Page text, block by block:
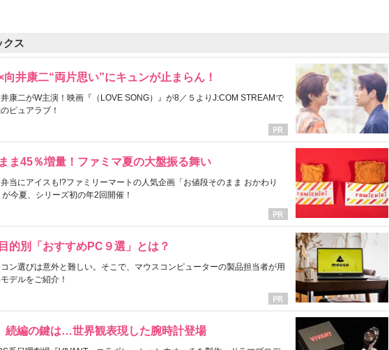
ス
井康二“両片思い”にキュンが止まらん！
康二がW主演！映画『（LOVE SONG）』が8／５よりJ:COM STREAMで
ピュアラブ！
ま45％増量！ファミマ夏の大盤振る舞い
当にアイスも!?ファミリーマートの人気企画「お値段そのまま おかわり
今夏、シリーズ初の年2回開催！
的別「おすすめPC９選」とは？
ン選びは意外と難しい。そこで、マウスコンピューターの製品担当者が用
デルをご紹介！
続編の鍵は…世界観表現した腕時計登場